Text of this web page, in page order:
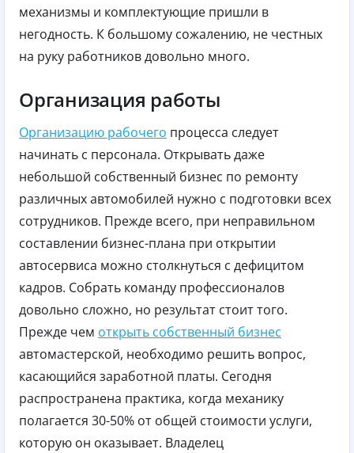
механизмы и комплектующие пришли в
негодность. К большому сожалению, не честных
на руку работников довольно много.
Организация работы
Организацию рабочего процесса следует
начинать с персонала. Открывать даже
небольшой собственный бизнес по ремонту
различных автомобилей нужно с подготовки всех
сотрудников. Прежде всего, при неправильном
составлении бизнес-плана при открытии
автосервиса можно столкнуться с дефицитом
кадров. Собрать команду профессионалов
довольно сложно, но результат стоит того.
Прежде чем открыть собственный бизнес
автомастерской, необходимо решить вопрос,
касающийся заработной платы. Сегодня
распространена практика, когда механику
полагается 30-50% от общей стоимости услуги,
которую он оказывает. Владелец